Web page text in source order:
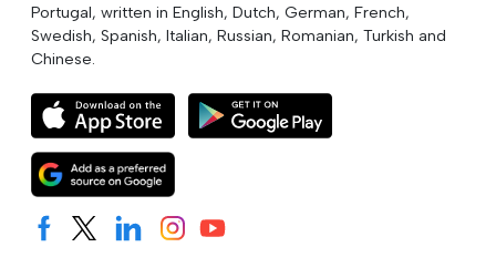
Portugal, written in English, Dutch, German, French,
Swedish, Spanish, Italian, Russian, Romanian, Turkish and
Chinese.